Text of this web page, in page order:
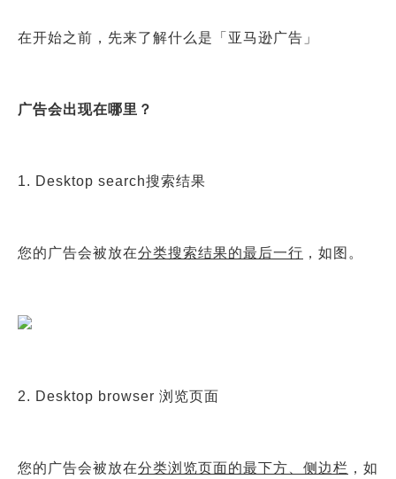
在开始之前，先来了解什么是「亚马逊广告」
广告会出现在哪里？
1. Desktop search搜索结果
您的广告会被放在分类搜索结果的最后一行 ，如图。
2. Desktop browser 浏览页面
您的广告会被放在分类浏览页面的最下方、侧边栏 ，如